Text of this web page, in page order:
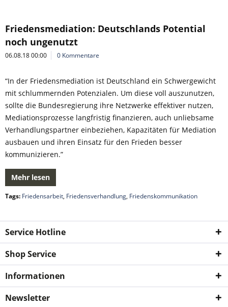
Friedensmediation: Deutschlands Potential
noch ungenutzt
06.08.18 00:00 0 Kommentare
“In der Friedensmediation ist Deutschland ein Schwergewicht
mit schlummernden Potenzialen. Um diese voll auszunutzen,
sollte die Bundesregierung ihre Netzwerke effektiver nutzen,
Mediationsprozesse langfristig finanzieren, auch unliebsame
Verhandlungspartner einbeziehen, Kapazitäten für Mediation
ausbauen und ihren Einsatz für den Frieden besser
kommunizieren.”
Mehr lesen
Tags: Friedensarbeit, Friedensverhandlung, Friedenskommunikation
Service Hotline
Shop Service
Informationen
Newsletter